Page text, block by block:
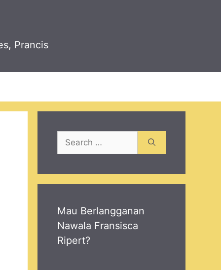
Prancis
Search
for:
Mau Berlangganan
Nawala Fransisca
Ripert?